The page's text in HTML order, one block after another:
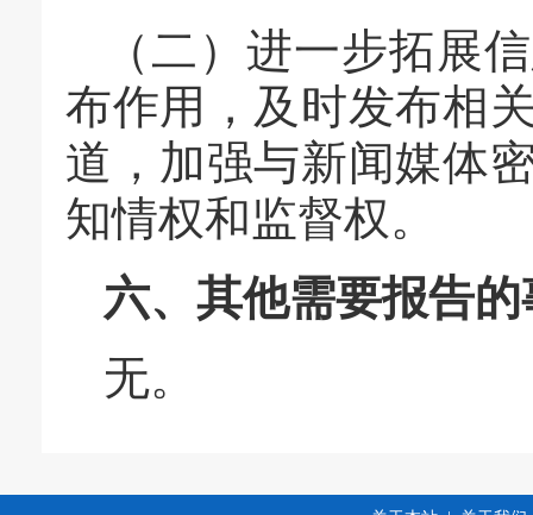
（二）进一步拓展
布作用，及时发布相
道，加强与新闻媒体
知情权和监督权。
六、其他需要报告的
无。